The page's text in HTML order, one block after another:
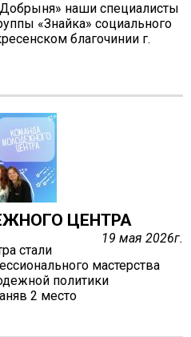
при морозе
движения
дороге
поведения
- ДЕТЯМ НЕ ДРУГ!
наши специалисты
«Знайка» социального
благочинии г.
ЦЕНТРА
19 мая 2026г.
стали
мастерства
политики
2 место